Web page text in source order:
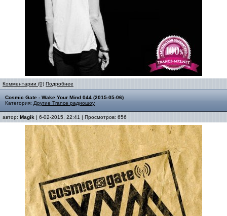
Комментарии (0) Подробнее
Cosmic Gate - Wake Your Mind 044 (2015-05-06)
Категория: Другие Trance радиошоу
автор: Magik | 6-02-2015, 22:41 | Просмотров: 656